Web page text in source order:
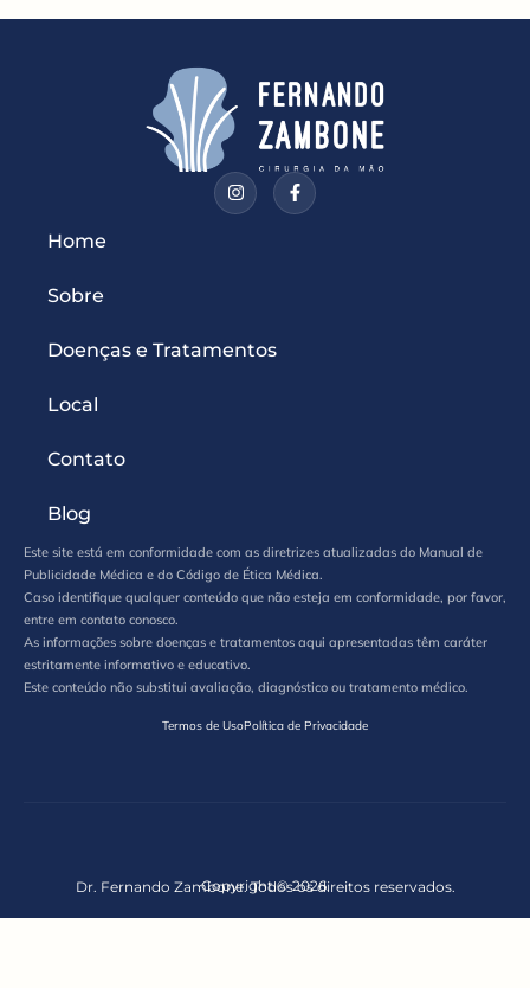
Home
Sobre
Doenças e Tratamentos
Local
Contato
Blog
Este site está em conformidade com as diretrizes atualizadas do Manual de
Publicidade Médica e do Código de Ética Médica.
Caso identifique qualquer conteúdo que não esteja em conformidade, por favor,
entre em contato conosco.
As informações sobre doenças e tratamentos aqui apresentadas têm caráter
estritamente informativo e educativo.
Este conteúdo não substitui avaliação, diagnóstico ou tratamento médico.
Termos de UsoPolítica de Privacidade
Copyright © 2026.
Dr. Fernando Zambone. Todos os direitos reservados.